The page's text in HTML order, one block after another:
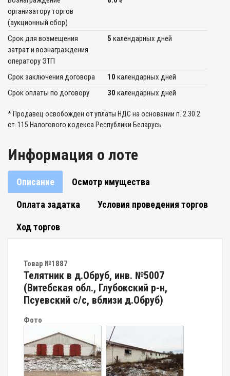
организатору торгов
(аукционный сбор)
Срок для возмещения
затрат и вознаграждения
оператору ЭТП
5 календарных дней
Срок заключения договора 10 календарных дней
Срок оплаты по договору
30 календарных дней
* Продавец освобожден от уплаты НДС на основании п. 2.30.2
ст. 115 Налогового кодекса Республики Беларусь
Информация о лоте
Описание Осмотр имущества
Оплата задатка Условия проведения торгов
Ход торгов
Товар №1887
Телятник в д.Обруб, инв. №5007
(Витебская обл., Глубокский р-н,
Псуевский с/с, вблизи д.Обруб)
Фото